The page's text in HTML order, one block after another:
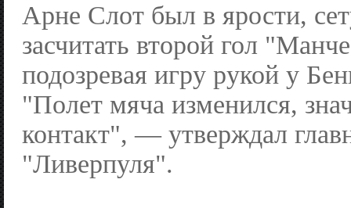
Арне Слот был в ярости,
засчитать второй гол
подозревая игру рукой у
"Полет мяча изменился,
контакт", — утверждал
"Ливерпуля".